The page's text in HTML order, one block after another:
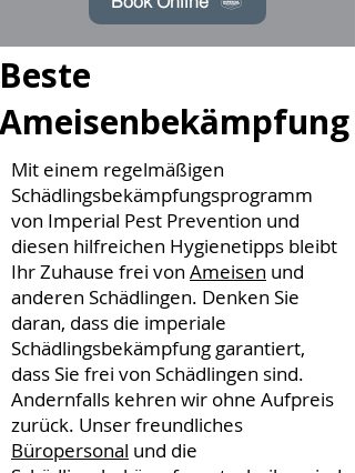
Beste
Ameisenbekämpfung
Mit einem regelmäßigen
Schädlingsbekämpfungsprogramm
von Imperial Pest Prevention und
diesen hilfreichen Hygienetipps bleibt
Ihr Zuhause frei von Ameisen und
anderen Schädlingen. Denken Sie
daran, dass die imperiale
Schädlingsbekämpfung garantiert,
dass Sie frei von Schädlingen sind.
Andernfalls kehren wir ohne Aufpreis
zurück. Unser freundliches
Büropersonal und die